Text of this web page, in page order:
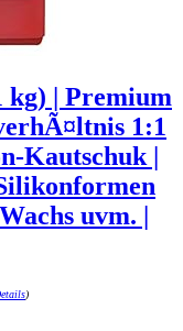
kg) | Premium
1:1
Kautschuk |
uvm. |
)